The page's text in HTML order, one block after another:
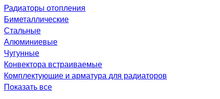
Радиаторы отопления
Биметаллические
Стальные
Алюминиевые
Чугунные
Конвектора встраиваемые
Комплектующие и арматура для радиаторов
Показать все